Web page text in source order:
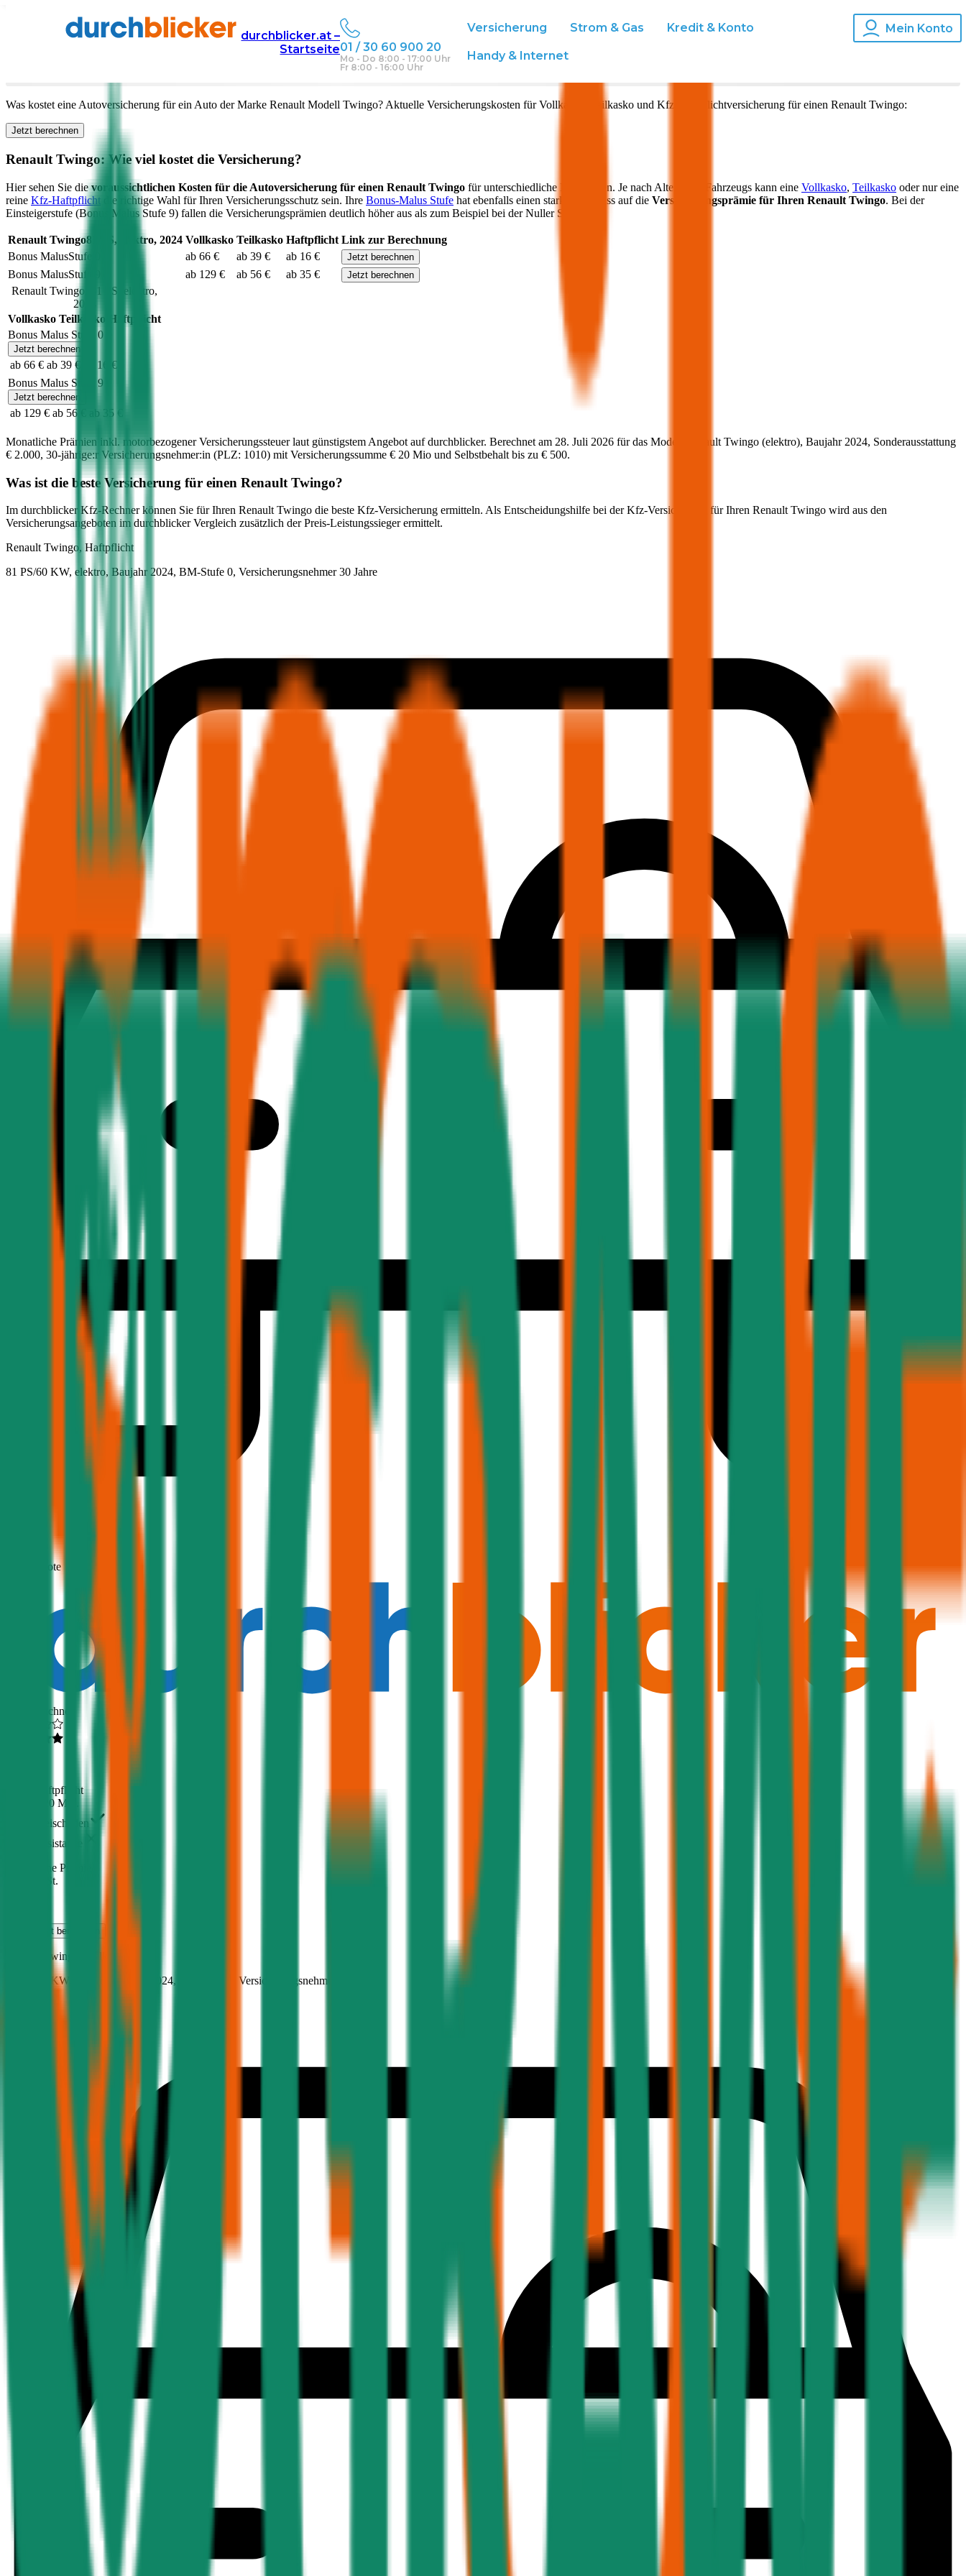
durchblicker.at –
Startseite01 / 30 60 900 20
Mo - Do 8:00 - 17:00 Uhr
Fr 8:00 - 16:00 Uhr
Versicherung Strom & Gas Kredit & Konto
Handy & Internet
Mein Konto
Autoversicherung Renault
in Österreich
Was kostet eine Autoversicherung für ein Auto der Marke RenaultModell Twingo? Aktuelle Versicherungskosten für Vollkasko, Teilkasko und Kfz-Haftpflichtversicherung für einen Renault Twingo:
Jetzt berechnen
Renault Twingo: Wie viel kostet die Versicherung?
Hier sehen Sie dievoraussichtlichen Kosten für die Autoversicherung für einen Renault Twingo für unterschiedliche Deckungen. Je nach Alter Ihres Fahrzeugs kann eine Vollkasko, Teilkasko oder nur eine
reine Kfz-Haftpflicht die richtige Wahl für Ihren Versicherungsschutz sein. Ihre Bonus-Malus Stufe hat ebenfalls einen starken Einfluss auf die Versicherungsprämie für Ihren Renault Twingo. Bei der
Einsteigerstufe (Bonus Malus Stufe 9) fallen die Versicherungsprämien deutlich höher aus als zum Beispiel bei der Nuller Stufe.
Renault Twingo81 PS, elektro, 2024 Vollkasko Teilkasko Haftpflicht Link zur Berechnung
Bonus MalusStufe ab 66 € ab 39 € ab 16 € Jetzt berechnen
Bonus MalusStufe ab 129 € ab 56 € ab 35 € Jetzt berechnen
Renault Twingo 81 PS, elektro,
2024
Vollkasko Teilkasko
Haftpflicht
Bonus Malus Stufe 0
Jetzt berechnen
ab 66 € ab 39 €
ab 16 €
Bonus Malus Stufe 9
Jetzt berechnen
ab 129 € ab 56 € ab 35 €
Monatliche Prämien inkl. motorbezogener Versicherungssteuer laut günstigstem Angebot auf durchblicker. Berechnet am 28. Juli 2026 für das Modell Renault Twingo (elektro), Baujahr 2024, Sonderausstattung
€ 2.000, 30-jährige:r Versicherungsnehmer:in (PLZ: 1010) mit Versicherungssumme € 20 Mio und Selbstbehalt bis zu € 500.
Was ist die beste Versicherung für einen Renault Twingo?
Im durchblicker Kfz-Rechner können Sie für Ihren Renault Twingo die beste Kfz-Versicherung ermitteln. Als Entscheidungshilfe bei der Kfz-Versicherung für Ihren Renault Twingo wird aus den
Versicherungsangeboten im durchblicker Vergleich zusätzlich der Preis-Leistungssieger ermittelt.
Renault Twingo, Haftpflicht
81 PS/60 KW, elektro, Baujahr 2024, BM-Stufe 0, Versicherungsnehmer 30 Jahre
Produktnote
Ausgezeichnet
Haftpflicht
€ 20 Mio.
Freischaden
Assistance
Monatliche Prämie
inkl. mVSt.
Haftpflicht berechnen
Twingo, Teilkasko
81 PS/60 KW, elektro, Baujahr 2024,
, Versicherungsnehmer 30 Jahre